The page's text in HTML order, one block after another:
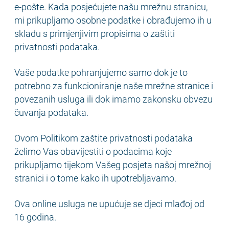
e-pošte. Kada posjećujete našu mrežnu stranicu,
mi prikupljamo osobne podatke i obrađujemo ih u
skladu s primjenjivim propisima o zaštiti
privatnosti podataka.
Vaše podatke pohranjujemo samo dok je to
potrebno za funkcioniranje naše mrežne stranice i
povezanih usluga ili dok imamo zakonsku obvezu
čuvanja podataka.
Ovom Politikom zaštite privatnosti podataka
želimo Vas obavijestiti o podacima koje
prikupljamo tijekom Vašeg posjeta našoj mrežnoj
stranici i o tome kako ih upotrebljavamo.
Ova online usluga ne upućuje se djeci mlađoj od
16 godina.